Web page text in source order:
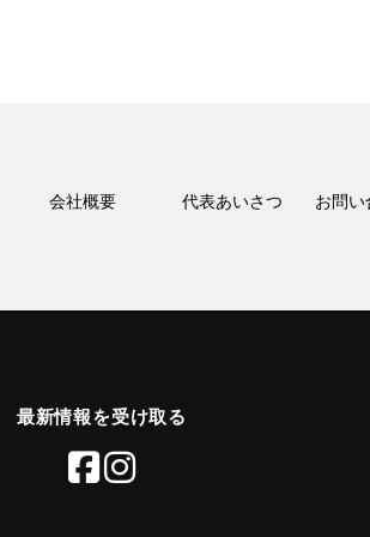
会社概要 代表あいさつ お問
最新情報を受け取る